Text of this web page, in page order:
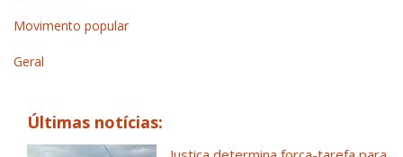
Movimento popular
Geral
Últimas notícias: